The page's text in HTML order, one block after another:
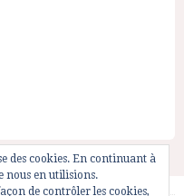
des cookies. En continuant à
nous en utilisions.
de contrôler les cookies,